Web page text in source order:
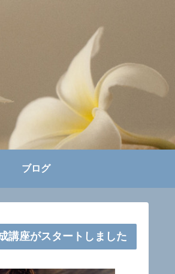
ブログ
講座がスタートしました